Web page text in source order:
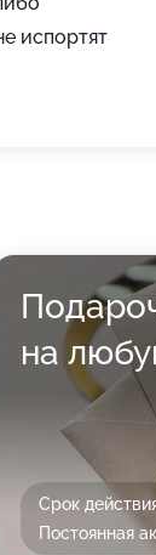
испортят
на
Срок
Постоянная